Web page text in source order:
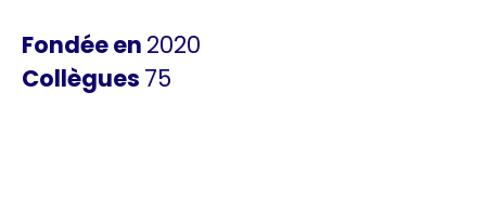
Fondée en 2020
Collègues 75